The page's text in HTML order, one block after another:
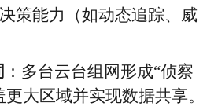
策能力（如动态追踪、威
：多台云台组网形成“侦察
大区域并实现数据共享。